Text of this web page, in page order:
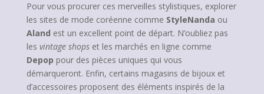
Pour vous procurer ces merveilles stylistiques, explorer
les sites de mode coréenne comme StyleNanda ou
Aland est un excellent point de départ. N’oubliez pas
les vintage shopset les marchés en ligne comme
Depop pour des pièces uniques qui vous
démarqueront. Enfin, certains magasins de bijoux et
d’accessoires proposent des éléments inspirés de la